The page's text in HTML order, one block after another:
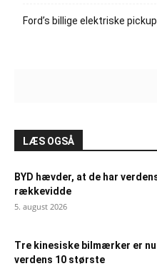
Ford’s billige elektriske
LÆS OGSÅ
BYD hævder, at de har
rækkevidde
5. august 2026
Tre kinesiske bilmærker er
verdens 10 største